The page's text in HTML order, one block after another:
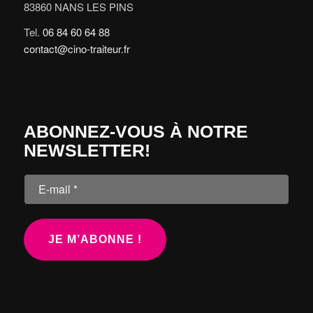
83860 NANS LES PINS
Tel. 06 84 60 64 88
contact@cino-traiteur.fr
ABONNEZ-VOUS À NOTRE
NEWSLETTER!